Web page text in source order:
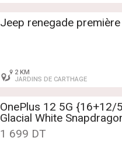
Jeep renegade
2 KM
JARDINS DE CARTHAGE
OnePlus 12 5G {16+12/
Glacial White
état neuf
Tél:52.687.077
1 699 DT